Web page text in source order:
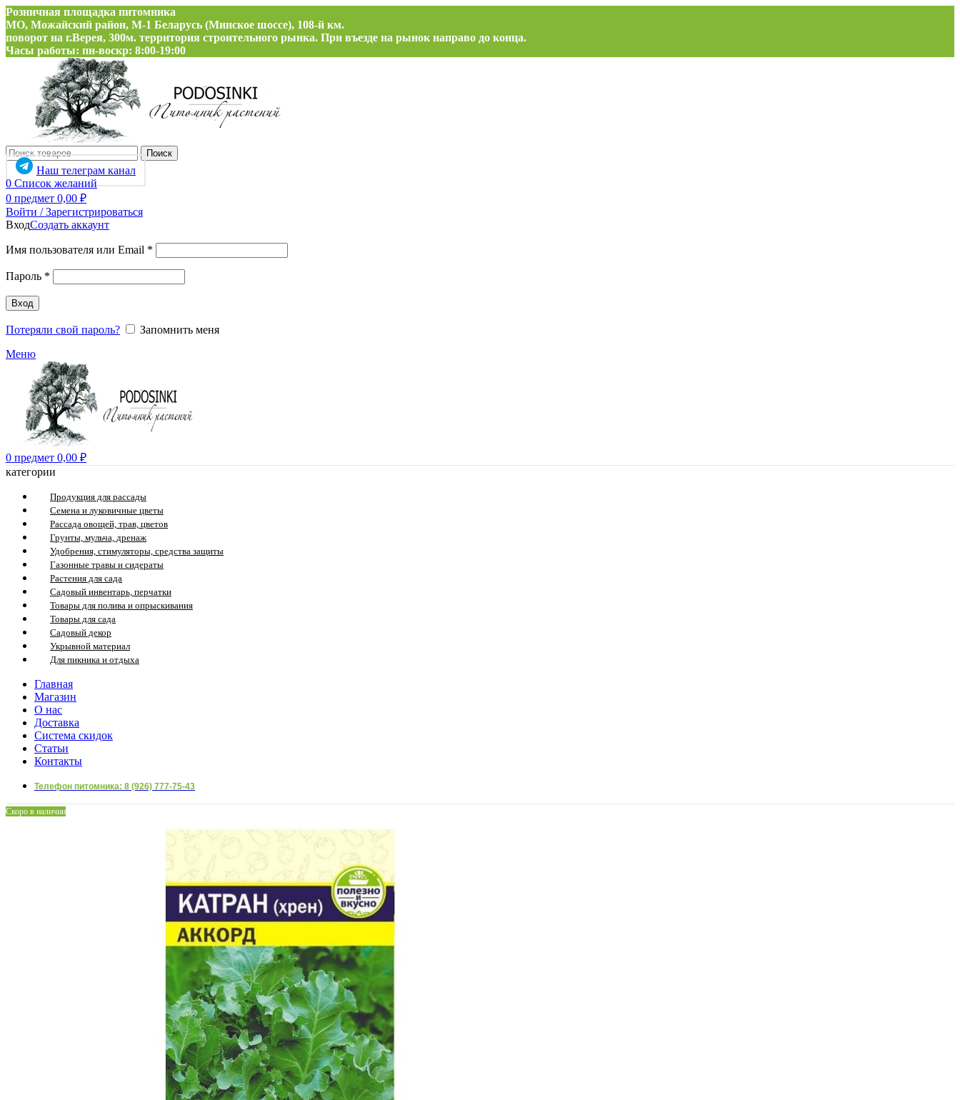
Розничная площадка питомника
МО, Можайский район, М-1 Беларусь (Минское шоссе), 108-й км.
поворот на г.Верея, 300м. территория строительного рынка. При въезде на рынок направо до конца.
Часы работы: пн-воскр: 8:00-19:00
Поиск
Наш телеграм канал
0 Список желаний
0 предмет 0,00 ₽
Войти / Зарегистрироваться
ВходСоздать аккаунт
Имя пользователя или Email *
Пароль *
Вход
Потеряли свой пароль?
Запомнить меня
Меню
0 предмет 0,00 ₽
категории
Продукция для рассады
Семена и луковичные цветы
Рассада овощей, трав, цветов
Грунты, мульча, дренаж
Удобрения, стимуляторы, средства защиты
Газонные травы и сидераты
Растения для сада
Садовый инвентарь, перчатки
Товары для полива и опрыскивания
Товары для сада
Садовый декор
Укрывной материал
Для пикника и отдыха
Главная
Магазин
О нас
Доставка
Система скидок
Статьи
Контакты
Телефон питомника: 8 (926) 777-75-43
Скоро в наличии